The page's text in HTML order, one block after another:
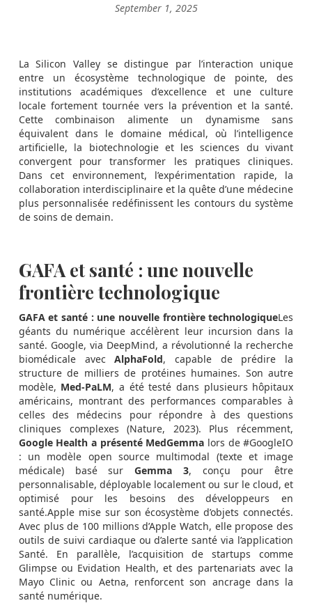
September 1, 2025
La Silicon Valley se distingue par l’interaction unique
entre un écosystème technologique de pointe, des
institutions académiques d’excellence et une culture
locale fortement tournée vers la prévention et la santé.
Cette combinaison alimente un dynamisme sans
équivalent dans le domaine médical, où l’intelligence
artificielle, la biotechnologie et les sciences du vivant
convergent pour transformer les pratiques cliniques.
Dans cet environnement, l’expérimentation rapide, la
collaboration interdisciplinaire et la quête d’une médecine
plus personnalisée redéfinissent les contours du système
de soins de demain.
GAFA et santé : une nouvelle
frontière technologique
GAFA et santé : une nouvelle frontière technologiqueLes
géants du numérique accélèrent leur incursion dans la
santé. Google, via DeepMind, a révolutionné la recherche
biomédicale avecAlphaFold, capable de prédire la
structure de milliers de protéines humaines. Son autre
modèle, Med-PaLM, a été testé dans plusieurs hôpitaux
américains, montrant des performances comparables à
celles des médecins pour répondre à des questions
cliniques complexes (Nature, 2023). Plus récemment,
Google Health a présenté MedGemma lors de #GoogleIO
: un modèle open source multimodal (texte et image
médicale) basé surGemma 3, conçu pour être
personnalisable, déployable localement ou sur le cloud, et
optimisé pour les besoins des développeurs en
santé.Apple mise sur son écosystème d’objets connectés.
Avec plus de 100 millions d’Apple Watch, elle propose des
outils de suivi cardiaque ou d’alerte santé via l’application
Santé. En parallèle, l’acquisition de startups comme
Glimpse ou Evidation Health, et des partenariats avec la
Mayo Clinic ou Aetna, renforcent son ancrage dans la
santé numérique.